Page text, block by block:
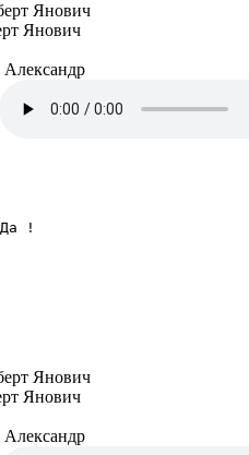
Янович
Янович
Александр
!
Янович
Янович
Александр